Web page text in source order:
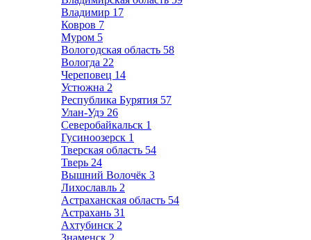
Владимир 17
Ковров 7
Муром 5
Вологодская область 58
Вологда 22
Череповец 14
Устюжна 2
Республика Бурятия 57
Улан-Удэ 26
Северобайкальск 1
Гусиноозерск 1
Тверская область 54
Тверь 24
Вышний Волочёк 3
Лихославль 2
Астраханская область 54
Астрахань 31
Ахтубинск 2
Знаменск 2